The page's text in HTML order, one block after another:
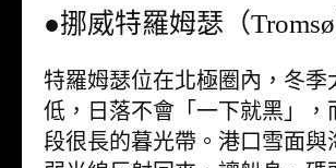
●挪威特羅姆瑟（
特羅姆瑟位在北極圈內，冬季
低，日落不會「一下就黑」，
段很長的暮光帶。港口雪面與